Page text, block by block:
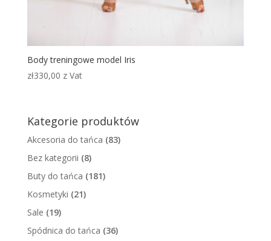
Body treningowe model Iris
zł330,00 z Vat
Kategorie produktów
Akcesoria do tańca (83)
Bez kategorii (8)
Buty do tańca (181)
Kosmetyki (21)
Sale (19)
Spódnica do tańca (36)